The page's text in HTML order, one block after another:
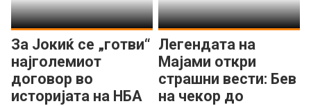
За Јокиќ се „готви“
најголемиот
договор во
историјата на НБА
Легендата на
Мајами откри
страшни вести: Бев
на чекор до